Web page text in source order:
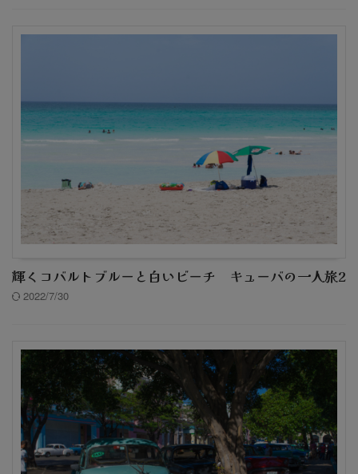
輝くコバルトブルーと白いビーチ キューバの一人旅2
2022/7/30